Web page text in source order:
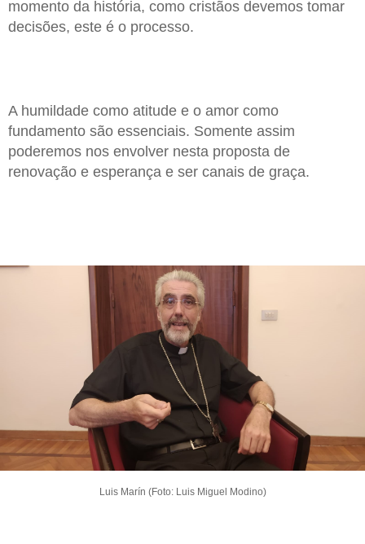
momento da história, como cristãos devemos tomar
decisões, este é o processo.
A humildade como atitude e o amor como
fundamento são essenciais. Somente assim
poderemos nos envolver nesta proposta de
renovação e esperança e ser canais de graça.
Luis Marín (Foto: Luis Miguel Modino)